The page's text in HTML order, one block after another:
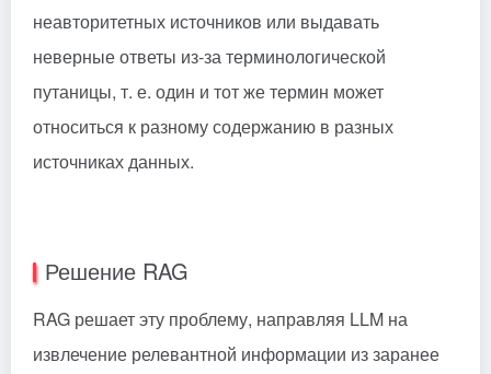
неавторитетных источников или выдавать
неверные ответы из-за терминологической
путаницы, т. е. один и тот же термин может
относиться к разному содержанию в разных
источниках данных.
Решение RAG
RAG решает эту проблему, направляя LLM на
извлечение релевантной информации из заранее